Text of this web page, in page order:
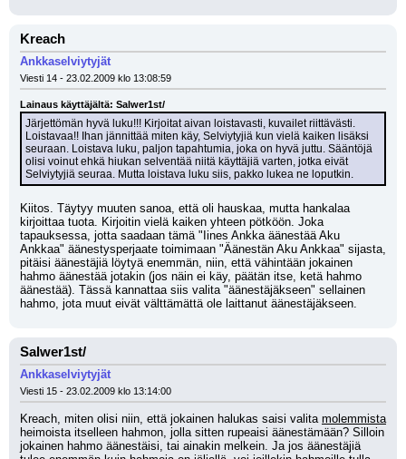
Kreach
Ankkaselviytyjät
Viesti 14 - 23.02.2009 klo 13:08:59
Lainaus käyttäjältä: Salwer1st/
Järjettömän hyvä luku!!! Kirjoitat aivan loistavasti, kuvailet riittävästi.
Loistavaa!! Ihan jännittää miten käy, Selviytyjiä kun vielä kaiken lisäksi
seuraan. Loistava luku, paljon tapahtumia, joka on hyvä juttu. Sääntöjä
olisi voinut ehkä hiukan selventää niitä käyttäjiä varten, jotka eivät
Selviytyjiä seuraa. Mutta loistava luku siis, pakko lukea ne loputkin.
Kiitos. Täytyy muuten sanoa, että oli hauskaa, mutta hankalaa
kirjoittaa tuota. Kirjoitin vielä kaiken yhteen pötköön. Joka
tapauksessa, jotta saadaan tämä "Iines Ankka äänestää Aku
Ankkaa" äänestysperjaate toimimaan "Äänestän Aku Ankkaa" sijasta,
pitäisi äänestäjiä löytyä enemmän, niin, että vähintään jokainen
hahmo äänestää jotakin (jos näin ei käy, päätän itse, ketä hahmo
äänestää). Tässä kannattaa siis valita "äänestäjäkseen" sellainen
hahmo, jota muut eivät välttämättä ole laittanut äänestäjäkseen.
Salwer1st/
Ankkaselviytyjät
Viesti 15 - 23.02.2009 klo 13:14:00
Kreach, miten olisi niin, että jokainen halukas saisi valita molemmista
heimoista itselleen hahmon, jolla sitten rupeaisi äänestämään? Silloin
jokainen hahmo äänestäisi, tai ainakin melkein. Ja jos äänestäjiä